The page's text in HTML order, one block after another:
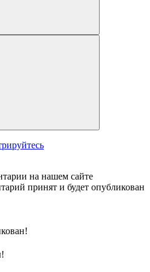
на нашем сайте
принят и будет опубликован